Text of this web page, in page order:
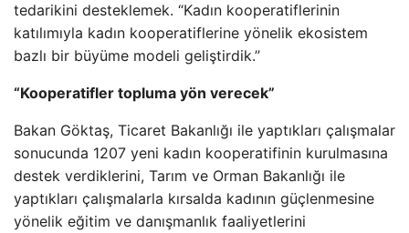
tedarikini desteklemek. “Kadın kooperatiflerinin
katılımıyla kadın kooperatiflerine yönelik ekosistem
bazlı bir büyüme modeli geliştirdik.”
“Kooperatifler topluma yön verecek”
Bakan Göktaş, Ticaret Bakanlığı ile yaptıkları çalışmalar
sonucunda 1207 yeni kadın kooperatifinin kurulmasına
destek verdiklerini, Tarım ve Orman Bakanlığı ile
yaptıkları çalışmalarla kırsalda kadının güçlenmesine
yönelik eğitim ve danışmanlık faaliyetlerini